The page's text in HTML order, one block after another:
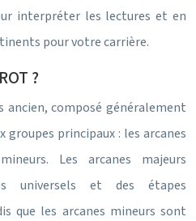
interpréter les lectures et en
pour votre carrière.
?
composé généralement
groupes principaux : les arcanes
Les arcanes majeurs
universels et des étapes
que les arcanes mineurs sont